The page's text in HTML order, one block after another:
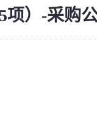
项）-采购